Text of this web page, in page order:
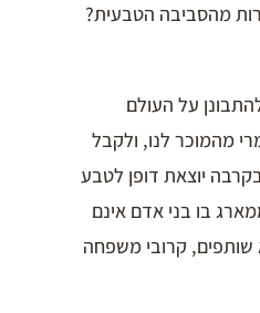
מהסביבה הטבעית?
על העולם
מהמוכר לנו, ולקבל
יוצאת דופן לטבע
בו בני אדם אינם
שותפים, קרובי משפחה